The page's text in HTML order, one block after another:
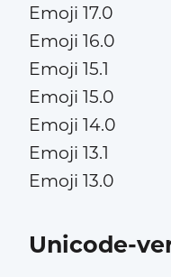
Emoji 17.0
Emoji 16.0
Emoji 15.1
Emoji 15.0
Emoji 14.0
Emoji 13.1
Emoji 13.0
Unicode-